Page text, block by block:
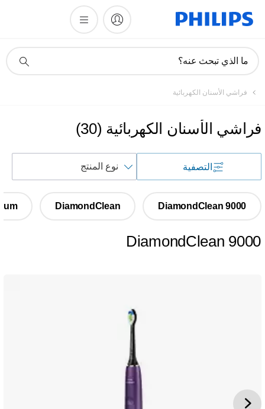
دعم
ما الذي تبحث عنه؟
فراشي الأسنان الكهربائية
فراشي الأسنان الكهربائية (
30
)
التصفية
حسب
DiamondClean 9000
DiamondClean
DiamondClean 9000